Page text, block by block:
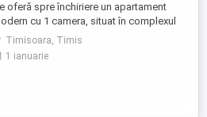
oferă spre închiriere un apartament
cu 1 camera, situat în complexul
Ateneo Torontalului, una dintre
mai apreciate zone rezidențiale din
Timișoarei. Amplasat la etajul 2 din
Timisoara, Timis
1 ianuarie